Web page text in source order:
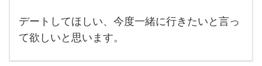
ませ
ん
デートしてほしい、今度一緒に行きたいと言っ
て欲しいと思います。